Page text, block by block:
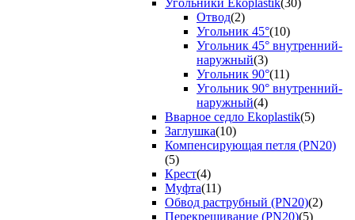
Угольники Ekoplastik(30)
Отвод(2)
Угольник 45°(10)
Угольник 45° внутренний-
наружный(3)
Угольник 90°(11)
Угольник 90° внутренний-
наружный(4)
Вварное седло Ekoplastik(5)
Заглушка(10)
Компенсирующая петля (PN20)
(5)
Крест(4)
Муфта(11)
Обвод раструбный (PN20)(2)
Перекрещивание (PN20)(5)